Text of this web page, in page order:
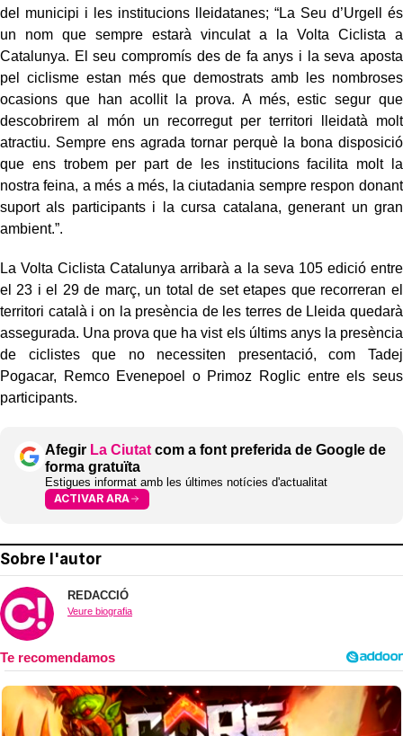
del municipi i les institucions lleidatanes; “La Seu d’Urgell és
un nom que sempre estarà vinculat a la Volta Ciclista a
Catalunya. El seu compromís des de fa anys i la seva aposta
pel ciclisme estan més que demostrats amb les nombroses
ocasions que han acollit la prova. A més, estic segur que
descobrirem al món un recorregut per territori lleidatà molt
atractiu. Sempre ens agrada tornar perquè la bona disposició
que ens trobem per part de les institucions facilita molt la
nostra feina, a més a més, la ciutadania sempre respon donant
suport als participants i la cursa catalana, generant un gran
ambient.”.
La Volta Ciclista Catalunya arribarà a la seva 105 edició entre
el 23 i el 29 de març, un total de set etapes que recorreran el
territori català i on la presència de les terres de Lleida quedarà
assegurada. Una prova que ha vist els últims anys la presència
de ciclistes que no necessiten presentació, com Tadej
Pogacar, Remco Evenepoel o Primoz Roglic entre els seus
participants.
Afegir La Ciutat com a font preferida de Google de
forma gratuïta
Estigues informat amb les últimes notícies d'actualitat
ACTIVAR ARA
Sobre l'autor
REDACCIÓ
Veure biografia